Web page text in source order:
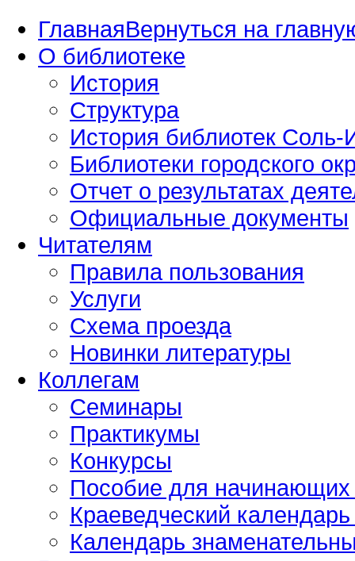
ГлавнаяВернуться на
О библиотеке
История
Структура
История библиотек Соль-
Библиотеки городского
Отчет о результатах
Официальные документы
Читателям
Правила пользования
Услуги
Схема проезда
Новинки литературы
Коллегам
Семинары
Практикумы
Конкурсы
Пособие для начинающих
Краеведческий
Календарь